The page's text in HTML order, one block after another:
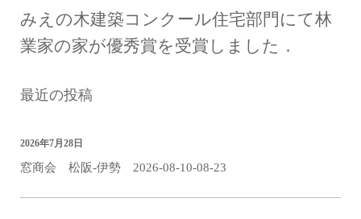
みえの木建築コンクール住宅部門にて林
業家の家が優秀賞を受賞しました．
最近の投稿
窓商会 松阪-伊勢 2026-08-10-08-23
2026年7月28日